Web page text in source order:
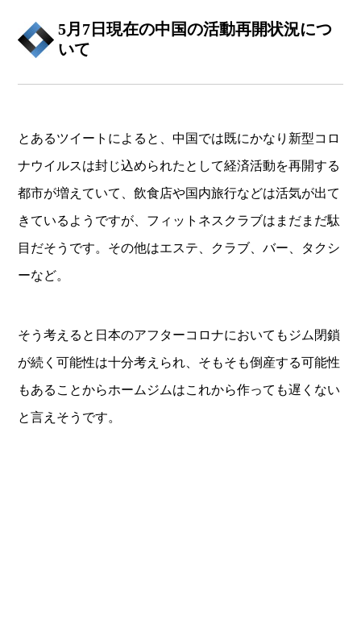
5月7日現在の中国の活動再開状況につ
いて
とあるツイートによると、中国では既にかなり新型コロ
ナウイルスは封じ込められたとして経済活動を再開する
都市が増えていて、飲食店や国内旅行などは活気が出て
きているようですが、フィットネスクラブはまだまだ駄
目だそうです。その他はエステ、クラブ、バー、タクシ
ーなど。
そう考えると日本のアフターコロナにおいてもジム閉鎖
が続く可能性は十分考えられ、そもそも倒産する可能性
もあることからホームジムはこれから作っても遅くない
と言えそうです。